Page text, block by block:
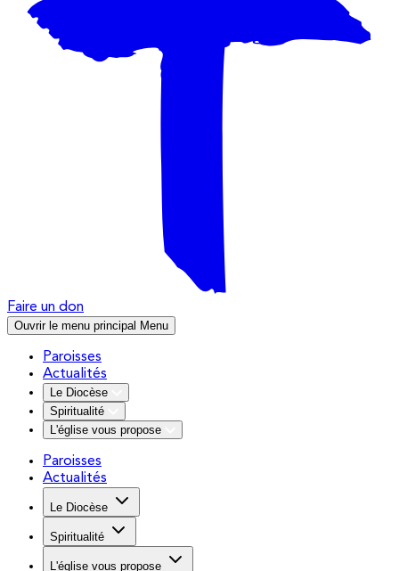
Faire un don
Ouvrir le menu principal Menu
Paroisses
Actualités
Le Diocèse
Spiritualité
L'église vous propose
Paroisses
Actualités
Le Diocèse
Spiritualité
L'église vous propose